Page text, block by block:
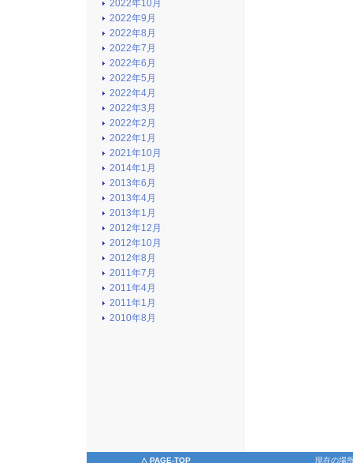
2022年10月
2022年9月
2022年8月
2022年7月
2022年6月
2022年5月
2022年4月
2022年3月
2022年2月
2022年1月
2021年10月
2014年1月
2013年6月
2013年4月
2013年1月
2012年12月
2012年10月
2012年8月
2011年7月
2011年4月
2011年1月
2010年8月
△ PAGE-TOP 現在の場